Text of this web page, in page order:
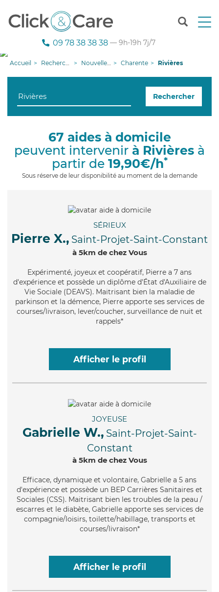
T
n
g
09 78 38 38 38 — 9h-19h 7j/7
Accueil Recherche aide à domicile Nouvelle-Aquitaine Charente Rivières
Rechercher
67 aides à domicile
peuvent intervenir à Rivières à
partir de 19,90€/h*
Sous réserve de leur disponibilité au moment de la demande
SÉRIEUX
Pierre X., Saint-Projet-Saint-Constant
à 5km de chez Vous
Expérimenté, joyeux et coopératif, Pierre a 7 ans
d'expérience et possède un diplôme d'État d'Auxiliaire de
Vie Sociale (DEAVS). Maitrisant bien la maladie de
parkinson et la démence, Pierre apporte ses services de
courses/livraison, lever/coucher, surveillance de nuit et
rappels*
Afficher le profil
JOYEUSE
Gabrielle W., Saint-Projet-Saint-
Constant
à 5km de chez Vous
Efficace, dynamique et volontaire, Gabrielle a 5 ans
d'expérience et possède un BEP Carrières Sanitaires et
Sociales (CSS). Maitrisant bien les troubles de la peau /
escarres et le diabète, Gabrielle apporte ses services de
compagnie/loisirs, toilette/habillage, transports et
courses/livraison*
Afficher le profil